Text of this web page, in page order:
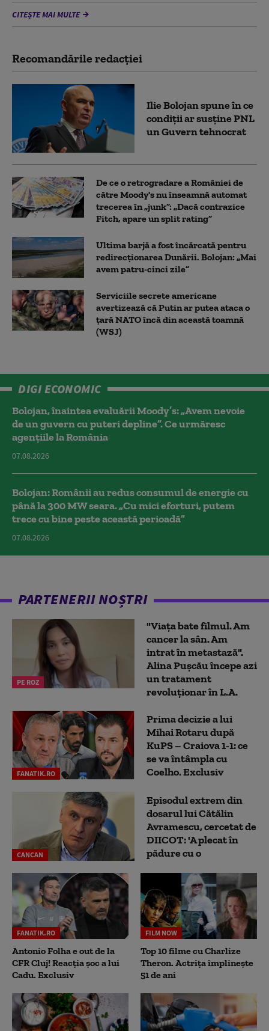
CITEȘTE MAI MULTE
Recomandările redacţiei
Ilie Bolojan spune în ce
condiții ar susține PNL
un Guvern tehnocrat
De ce o retrogradare a României de
către Moody's nu înseamnă automat
trecerea în „junk”: „Dacă contrazice
Fitch, apare un split rating”
Ultima barjă a fost încărcată pentru
redirecționarea Dunării. Bolojan: „Mai
avem patru-cinci zile”
Serviciile secrete americane
avertizează că Putin ar putea ataca o
țară NATO încă din această toamnă
(WSJ)
DIGI ECONOMIC
Bolojan, înaintea evaluării Moody’s: „Avem nevoie
de un guvern cu puteri depline”. Ce urmăresc
agențiile la România
07.08.2026
Bolojan: Românii au redus consumul de energie cu
până la 300 MW seara. „Cu mici eforturi, putem
trece cu bine peste această perioadă”
07.08.2026
PARTENERII NOȘTRI
PE ROZ
"Viața bate filmul. Am
cancer la sân. Am
intrat în metastază".
Alina Pușcău începe azi
un tratament
revoluționar în L.A.
FANATIK.RO
Prima decizie a lui
Mihai Rotaru după
KuPS – Craiova 1-1: ce
se va întâmpla cu
Coelho. Exclusiv
CANCAN
Episodul extrem din
dosarul lui Cătălin
Avramescu, cercetat de
DIICOT: 'A plecat în
pădure cu o
FANATIK.RO
Antonio Folha e out de la
CFR Cluj! Reacția șoc a lui
Cadu. Exclusiv
FILM NOW
Top 10 filme cu Charlize
Theron. Actrița împlinește
51 de ani